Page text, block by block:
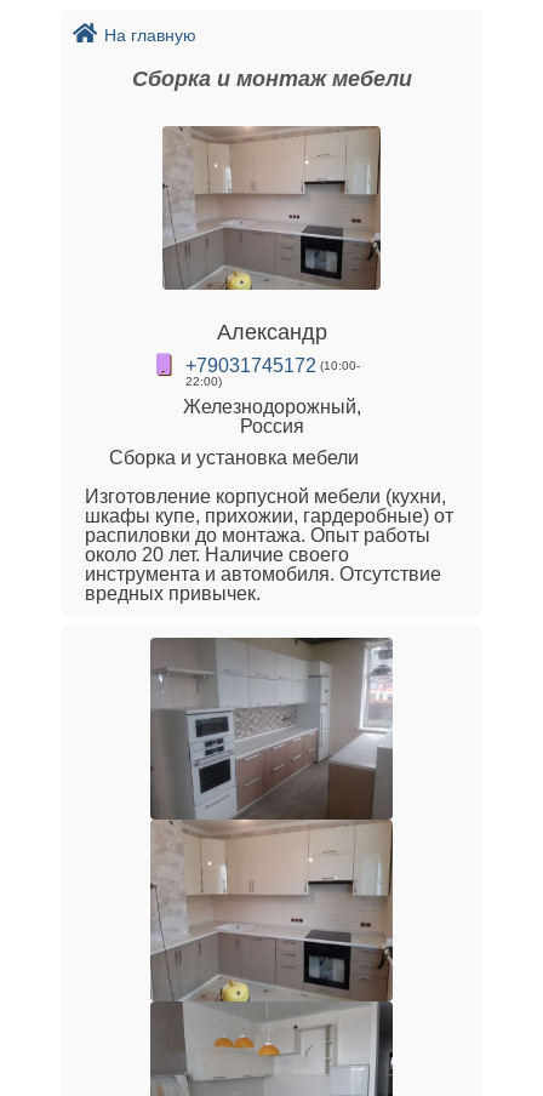
На главную
Сборка и монтаж мебели
Александр
+79031745172 (10:00-
22:00)
Железнодорожный,
Россия
Сборка и установка мебели
Изготовление корпусной мебели (кухни,
шкафы купе, прихожии, гардеробные) от
распиловки до монтажа. Опыт работы
около 20 лет. Наличие своего
инструмента и автомобиля. Отсутствие
вредных привычек.